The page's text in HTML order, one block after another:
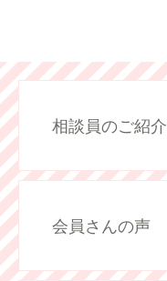
相談員のご紹介
会員さんの声